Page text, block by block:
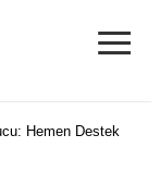
≡
Hemen Destek